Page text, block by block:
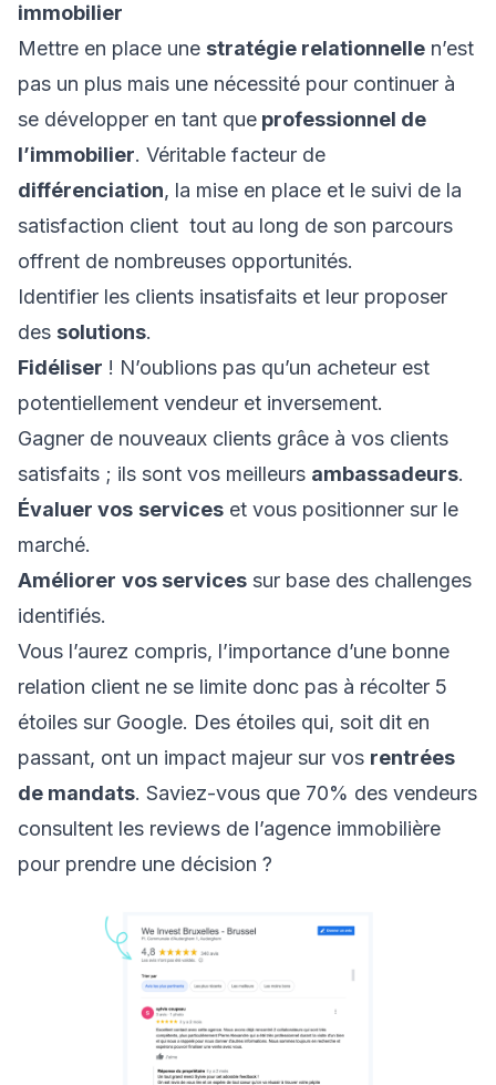
immobilier
Mettre en place une stratégie relationnelle n’est
pas un plus mais une nécessité pour continuer à
se développer en tant que professionnel de
l’immobilier. Véritable facteur de
différenciation, la mise en place et le suivi de la
satisfaction client tout au long de son parcours
offrent de nombreuses opportunités.
Identifier les clients insatisfaits et leur proposer
des solutions.
Fidéliser ! N’oublions pas qu’un acheteur est
potentiellement vendeur et inversement.
Gagner de nouveaux clients grâce à vos clients
satisfaits ; ils sont vos meilleurs ambassadeurs.
Évaluer vos services et vous positionner sur le
marché.
Améliorer vos services sur base des challenges
identifiés.
Vous l’aurez compris, l’importance d’une bonne
relation client ne se limite donc pas à récolter 5
étoiles sur Google. Des étoiles qui, soit dit en
passant, ont un impact majeur sur vos rentrées
de mandats. Saviez-vous que 70% des vendeurs
consultent les reviews de l’agence immobilière
pour prendre une décision ?